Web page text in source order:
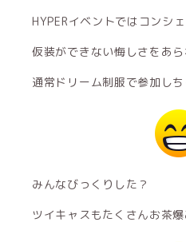
HYPERイベントではコンシ
仮装ができない悔しさをあ
通常ドリーム制服で参加し
みんなびっくりした？
ツイキャスもたくさんお茶